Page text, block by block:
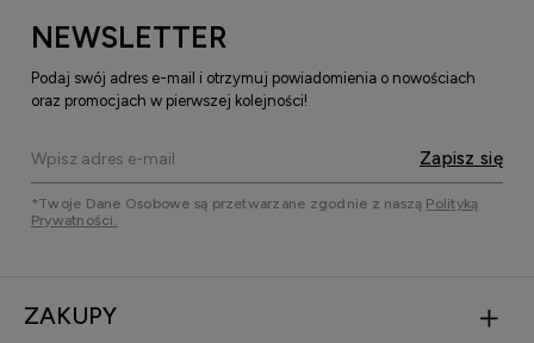
NEWSLETTER
Podaj swój adres e-mail i otrzymuj powiadomienia o nowościach
oraz promocjach w pierwszej kolejności!
Zapisz się
*Twoje Dane Osobowe są przetwarzane zgodnie z naszą Polityką
Prywatności.
ZAKUPY